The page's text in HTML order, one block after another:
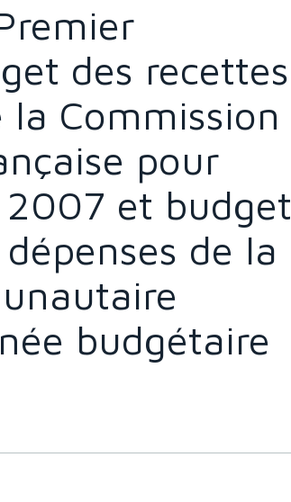
des recettes
la Commission
pour
et budget
de la
budgétaire